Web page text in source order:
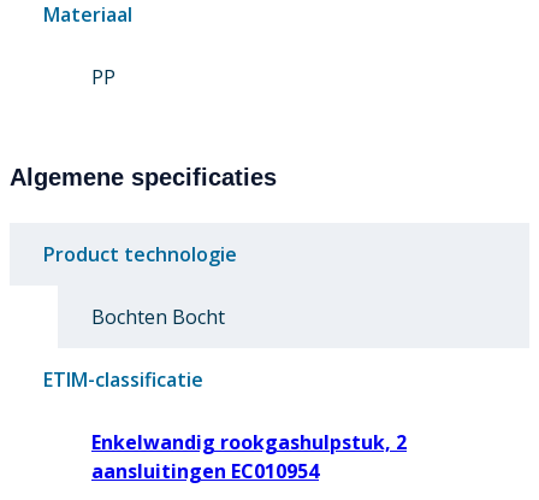
Materiaal
PP
Algemene specificaties
Product technologie
Bochten Bocht
ETIM-classificatie
Enkelwandig rookgashulpstuk, 2
aansluitingen EC010954